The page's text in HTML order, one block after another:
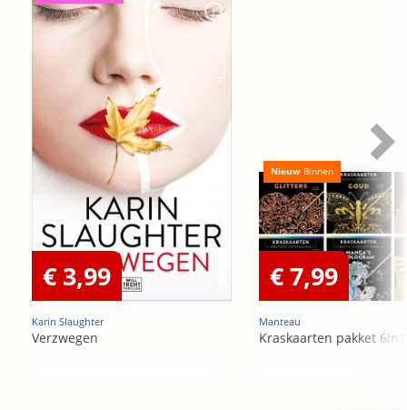
€ 3,99
Karin Slaughter
Verzwegen
Nieuw Binnen
€ 7,99
Manteau
Kraskaarten pakket 6in1